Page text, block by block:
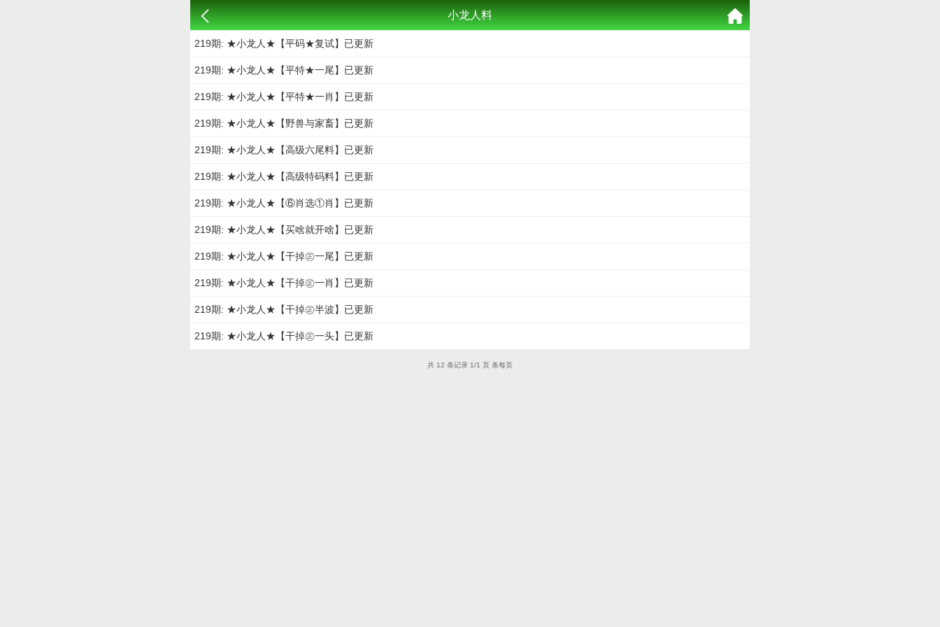
小龙人料
219期: ★小龙人★【平码★复试】已更新
219期: ★小龙人★【平特★一尾】已更新
219期: ★小龙人★【平特★一肖】已更新
219期: ★小龙人★【野兽与家畜】已更新
219期: ★小龙人★【高级六尾料】已更新
219期: ★小龙人★【高级特码料】已更新
219期: ★小龙人★【⑥肖选①肖】已更新
219期: ★小龙人★【买啥就开啥】已更新
219期: ★小龙人★【干掉㊣一尾】已更新
219期: ★小龙人★【干掉㊣一肖】已更新
219期: ★小龙人★【干掉㊣半波】已更新
219期: ★小龙人★【干掉㊣一头】已更新
共 12 条记录 1/1 页 条每页